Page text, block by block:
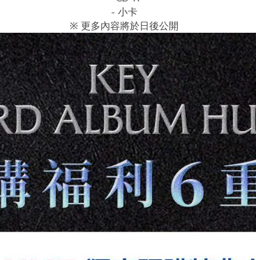
- 小卡
※ 更多內容將於日後公開